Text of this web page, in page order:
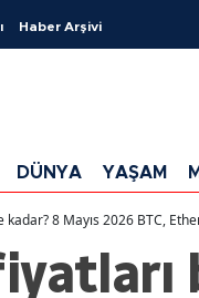
Haber Arşivi
DÜNYA YAŞAM
8 Mayıs 2026 BTC,